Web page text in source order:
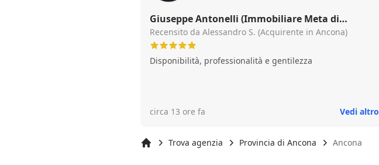
Giuseppe Antonelli (Immobiliare Meta di
Antonelli Giuseppe)
Recensito da Alessandro S. (Acquirente in Ancona)
Disponibilità, professionalità e gentilezza
circa 13 ore fa Vedi altro
Trova agenzia Provincia di Ancona Ancona